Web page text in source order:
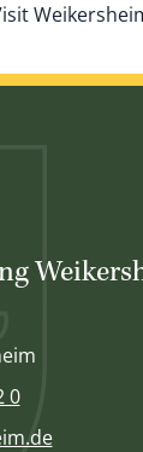
0